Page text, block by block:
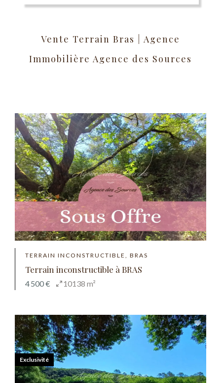
Vente Terrain Bras | Agence
Immobilière Agence des Sources
TERRAIN INCONSTRUCTIBLE, BRAS
Terrain inconstructible à BRAS
4 500 € 10138 m²
Exclusivité